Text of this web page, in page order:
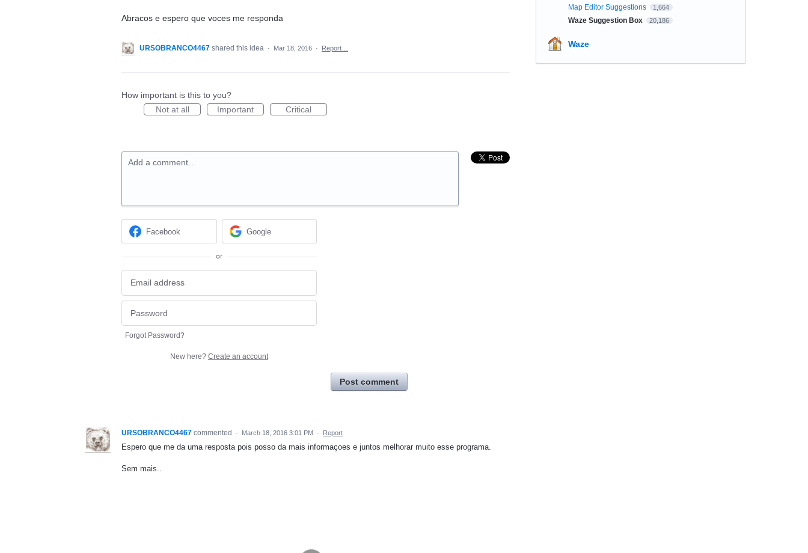
Abracos e espero que voces me responda
URSOBRANCO4467 shared this idea · Mar 18, 2016 · Report…
How important is this to you?
Not at all
Important Critical
Add a comment…
Facebook Google
or
Forgot Password?
New here? Create an account
Post comment
URSOBRANCO4467 commented · March 18, 2016 3:01 PM · Report
Espero que me da uma resposta pois posso da mais informaçoes e juntos melhorar muito esse programa.
Sem mais..
Map Editor Suggestions 1,664
Waze Suggestion Box 20,186
Waze